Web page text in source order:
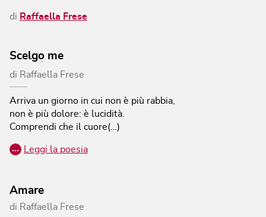
di Raffaella Frese
Scelgo me
di Raffaella Frese
Arriva un giorno in cui non è più rabbia,
non è più dolore: è lucidità.
Comprendi che il cuore(…)
… Leggi la poesia
Amare
di Raffaella Frese